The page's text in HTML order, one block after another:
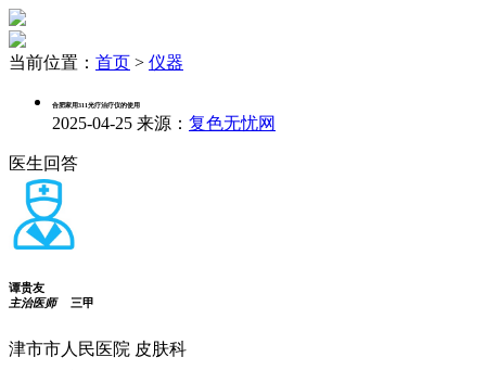
当前位置： 首页 > 仪器
合肥家用311光疗治疗仪的使用
2025-04-25 来源： 复色无忧网
医生回答
谭贵友
主治医师
三甲
津市市人民医院 皮肤科